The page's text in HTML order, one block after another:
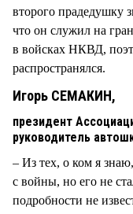
второго прадедушку
что он служил на
в войсках НКВД,
распространялся.
Игорь СЕМАКИН,
президент
руководитель
– Из тех, о ком я
с войны, но его не
подробности не